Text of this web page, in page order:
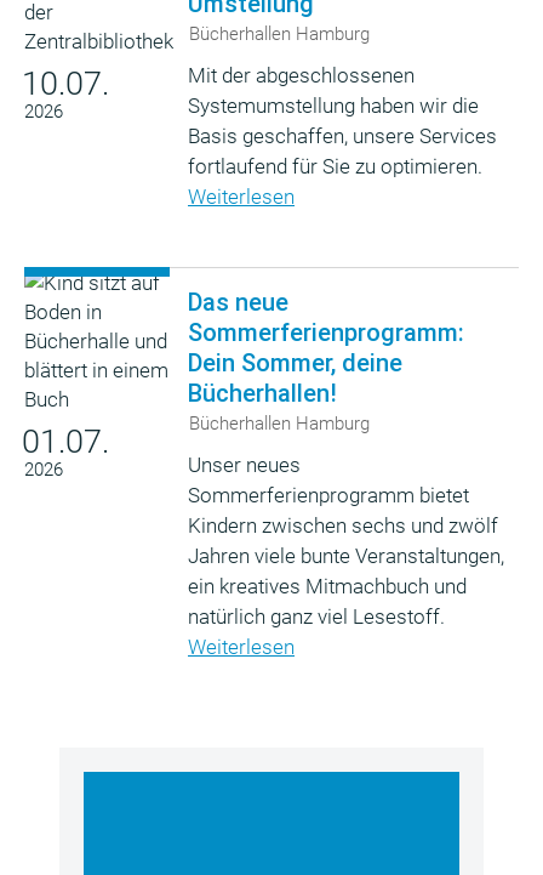
10.07.
2026
Bücherhallen Hamburg
Mit der abgeschlossenen
Systemumstellung haben wir die
Basis geschaffen, unsere Services
fortlaufend für Sie zu optimieren.
Weiterlesen
01.07.
2026
Das neue
Sommerferienprogramm:
Dein Sommer, deine
Bücherhallen!
Bücherhallen Hamburg
Unser neues
Sommerferienprogramm bietet
Kindern zwischen sechs und zwölf
Jahren viele bunte Veranstaltungen,
ein kreatives Mitmachbuch und
natürlich ganz viel Lesestoff.
Weiterlesen